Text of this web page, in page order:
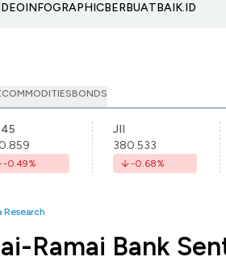
INFOGRAPHICBERBUATBAIK.ID
COMMODITIESBONDS
-0.49%
JII
380.533
-0.68%
Research
Ramai Bank